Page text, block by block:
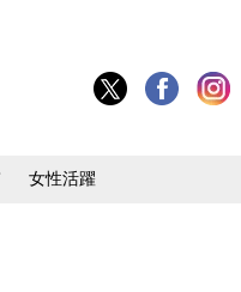
女性活躍